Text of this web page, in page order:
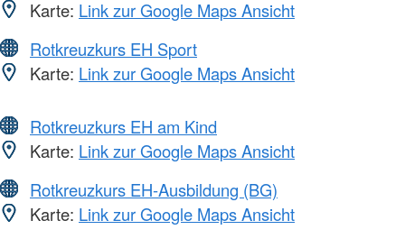
Karte: Link zur Google Maps Ansicht
Rotkreuzkurs EH Sport
Karte: Link zur Google Maps Ansicht
Rotkreuzkurs EH am Kind
Karte: Link zur Google Maps Ansicht
Rotkreuzkurs EH-Ausbildung (BG)
Karte: Link zur Google Maps Ansicht